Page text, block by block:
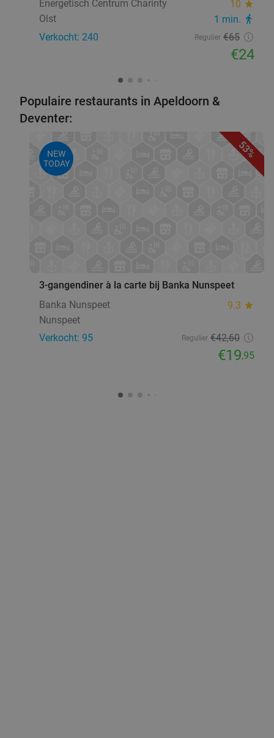
Energetisch Centrum Charinty 10 star
Olst 1 min. directions_walk
Verkocht: 240 Regulier €65
€24
Populaire restaurants in Apeldoorn &
Deventer:
53%
NEW
TODAY
3-gangendiner à la carte bij Banka Nunspeet
Banka Nunspeet
9.3 star
Nunspeet
Verkocht: 95
Regulier €42,60
€19,95